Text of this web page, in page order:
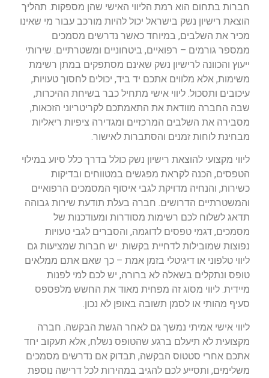
חברות בתחום הוא רמת הליווי האישי שהן מספקות. תהליך
הוצאת רישיון נשק בישראל יכול להיות מורכב עבור מי שאינו
מכיר את השלבים, במיוחד כאשר נדרשים מסמכים
ממספר גורמים – רפואיים, ביטחוניים ומשטרתיים. שירותי
ייעוץ והכוונה לרישיון נשק שאינם מסתפקים במתן רשימת
משימות, אלא מלווים אתכם יד ביד, יכולים לחסוך טעויות,
עיכובים ותסכול. ליווי אישי מתחיל כבר בשיחת ההיכרות,
שבה החברה מוודאת את התאמתכם לקריטריוני הזכאות,
מסבירה את השלבים המרכזיים ומגדירה ציפיות ריאליות
מבחינת לוחות זמנים והסתברות לאישור.
ליווי מקצועי להוצאת רישיון נשק כולל בדרך כלל סיוע במילוי
הטפסים, הכנה לקראת מפגשים במטווחים ובדיקות
כשירות, והנחיה מדויקת לגבי איסוף המסמכים הרפואיים
והמשטרתיים הדרושים. חברה בעלת תודעת שירות גבוהה
תדאג לשלוח לכם רשימות מסודרות ומעודכנות של
מסמכים, דגמי טפסים לדוגמה, והסברים לגבי טעויות
נפוצות שמובילות לדחיית בקשות. יש חברות שמציעות גם
ליווי טלפוני או דיגיטלי בזמן אמת – כך שאם אתם ממלאים
טופס ונתקלים בשאלה לא ברורה, יש לכם למי לפנות
מיידית. ליווי מסוג זה מפחית מאוד את החשש מלפספס
סעיף מהותי או לסמן תשובה באופן לא נכון.
ליווי אישי אמיתי נמשך גם לאחר הגשת הבקשה. חברה
מקצועית לא תיעלם ברגע שהטופס נשלח, אלא תעקוב יחד
אתכם אחרי סטטוס הבקשה, תבדוק אם נדרשים מסמכים
משלימים, ותסייע לכם להגיב במהירות לכל דרישה נוספת